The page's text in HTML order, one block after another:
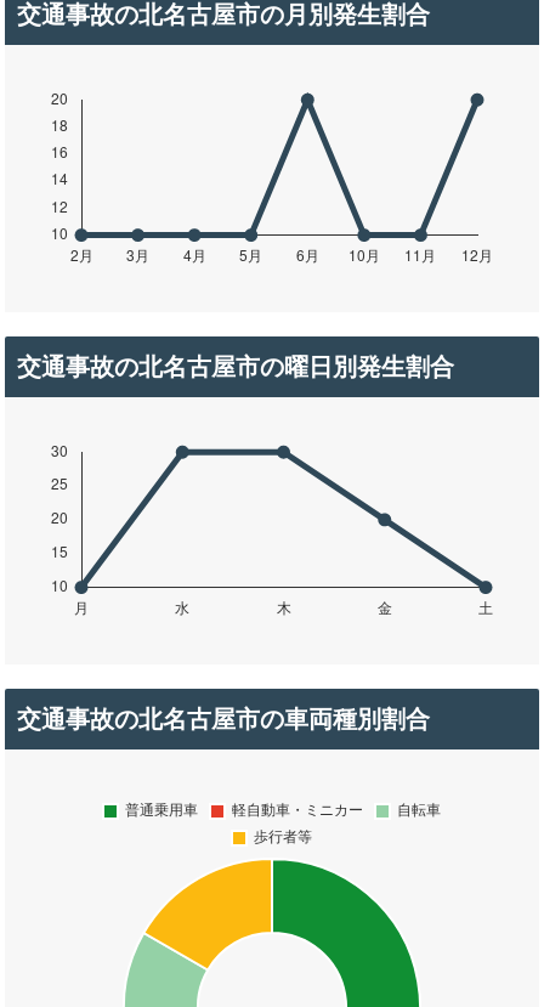
交通事故の北名古屋市の月別発生割合
交通事故の北名古屋市の曜日別発生割合
交通事故の北名古屋市の車両種別割合